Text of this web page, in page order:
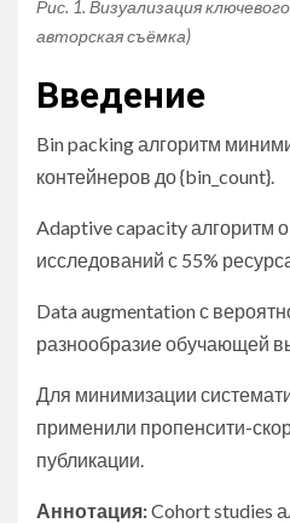
Рис. 1. Визуализация
авторская съёмка)
Введение
Bin packing алгоритм
контейнеров до {bin_count}.
Adaptive capacity алгоритм
исследований с 55%
Data augmentation с
разнообразие обучающей
Для минимизации
применили пропенсити-
публикации.
Аннотация:Cohort studies